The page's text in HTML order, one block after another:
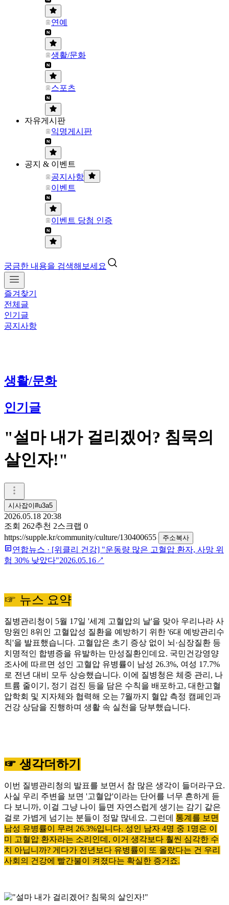
연예
생활/문화
스포츠
자유게시판
익명게시판
공지 & 이벤트
공지사항
이벤트
이벤트 당첨 인증
궁금한 내용을 검색해보세요
즐겨찾기
전체글
인기글
공지사항
생활/문화
인기글
"설마 내가 걸리겠어? 침묵의
살인자!"
시사잡이#u3a5
2026.05.18 20:38
조회 262추천 2스크랩 0
https://supple.kr/community/culture/130400655
주소복사
연합뉴스 · [위클리 건강] "운동량 많은 고혈압 환자, 사망 위
험 30% 낮았다"2026.05.16↗
☞ 뉴스 요약
질병관리청이 5월 17일 '세계 고혈압의 날'을 맞아 우리나라 사
망원인 8위인 고혈압성 질환을 예방하기 위한 '6대 예방관리수
칙'을 발표했습니다. 고혈압은 초기 증상 없이 뇌·심장질환 등
치명적인 합병증을 유발하는 만성질환인데요. 국민건강영양
조사에 따르면 성인 고혈압 유병률이 남성 26.3%, 여성 17.7%
로 전년 대비 모두 상승했습니다. 이에 질병청은 체중 관리, 나
트륨 줄이기, 정기 검진 등을 담은 수칙을 배포하고, 대한고혈
압학회 및 지자체와 협력해 오는 7월까지 혈압 측정 캠페인과
건강 상담을 진행하며 생활 속 실천을 당부했습니다.
☞ 생각더하기
이번 질병관리청의 발표를 보면서 참 많은 생각이 들더라구요.
사실 우리 주변을 보면 '고혈압'이라는 단어를 너무 흔하게 듣
다 보니까, 이걸 그냥 나이 들면 자연스럽게 생기는 감기 같은
걸로 가볍게 넘기는 분들이 정말 많네요. 그런데 통계를 보면
남성 유병률이 무려 26.3%입니다. 성인 남자 4명 중 1명은 이
미 고혈압 환자라는 소리인데, 이거 생각보다 훨씬 심각한 수
치 아닙니까? 게다가 전년보다 유병률이 또 올랐다는 건 우리
사회의 건강에 빨간불이 켜졌다는 확실한 증거죠.